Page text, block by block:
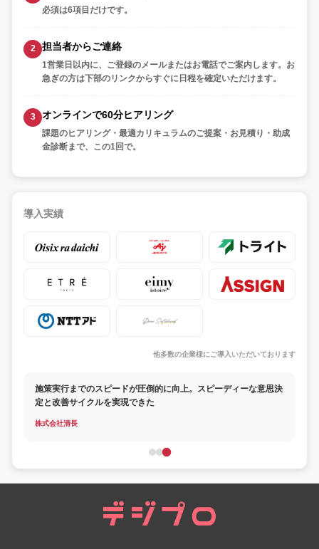
必須は6項目だけです。
担当者からご連絡
1営業日以内に、ご登録のメールまたはお電話でご案内します。お
急ぎの方は下部のリンクからすぐに日程を確定いただけます。
オンラインで60分ヒアリング
課題のヒアリング・最適カリキュラムのご提案・お見積り・助成
金診断まで、この1回で。
導入実績
他多数の企業様にご導入いただいております
施策実行までのスピードが圧倒的に向上。スピーディーな意思決
定と改善サイクルを実現できた
株式会社清長